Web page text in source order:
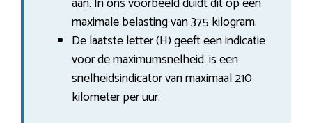
maximale belasting van 375 kilogram.
De laatste letter (H) geeft een indicatie
voor de maximumsnelheid. is een
snelheidsindicator van maximaal 210
kilometer per uur.